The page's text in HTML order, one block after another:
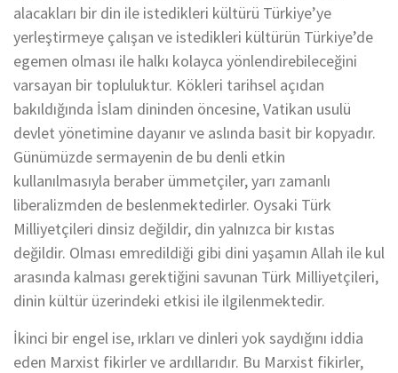
alacakları bir din ile istedikleri kültürü Türkiye’ye
yerleştirmeye çalışan ve istedikleri kültürün Türkiye’de
egemen olması ile halkı kolayca yönlendirebileceğini
varsayan bir topluluktur. Kökleri tarihsel açıdan
bakıldığında İslam dininden öncesine, Vatikan usulü
devlet yönetimine dayanır ve aslında basit bir kopyadır.
Günümüzde sermayenin de bu denli etkin
kullanılmasıyla beraber ümmetçiler, yarı zamanlı
liberalizmden de beslenmektedirler. Oysaki Türk
Milliyetçileri dinsiz değildir, din yalnızca bir kıstas
değildir. Olması emredildiği gibi dini yaşamın Allah ile kul
arasında kalması gerektiğini savunan Türk Milliyetçileri,
dinin kültür üzerindeki etkisi ile ilgilenmektedir.
İkinci bir engel ise, ırkları ve dinleri yok saydığını iddia
eden Marxist fikirler ve ardıllarıdır. Bu Marxist fikirler,